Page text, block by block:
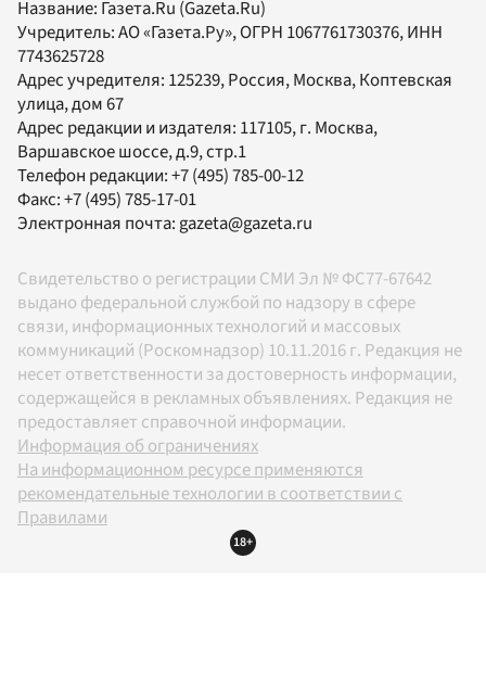
Название: Газета.Ru (Gazeta.Ru)
Учредитель:АО «Газета.Ру», ОГРН 1067761730376, ИНН
7743625728
Адрес учредителя: 125239, Россия, Москва, Коптевская
улица, дом 67
Адрес редакции и издателя: 117105, г. Москва,
Варшавское шоссе, д.9, стр.1
Телефон редакции:+7 (495) 785-00-12
Факс:+7 (495) 785-17-01
Электронная почта:gazeta@gazeta.ru
Свидетельство о регистрации СМИ Эл № ФС77-67642
выдано федеральной службой по надзору в сфере
связи, информационных технологий и массовых
коммуникаций (Роскомнадзор) 10.11.2016 г. Редакция не
несет ответственности за достоверность информации,
содержащейся в рекламных объявлениях. Редакция не
предоставляет справочной информации.
Информация об ограничениях
На информационном ресурсе применяются
рекомендательные технологии в соответствии с
Правилами
18+